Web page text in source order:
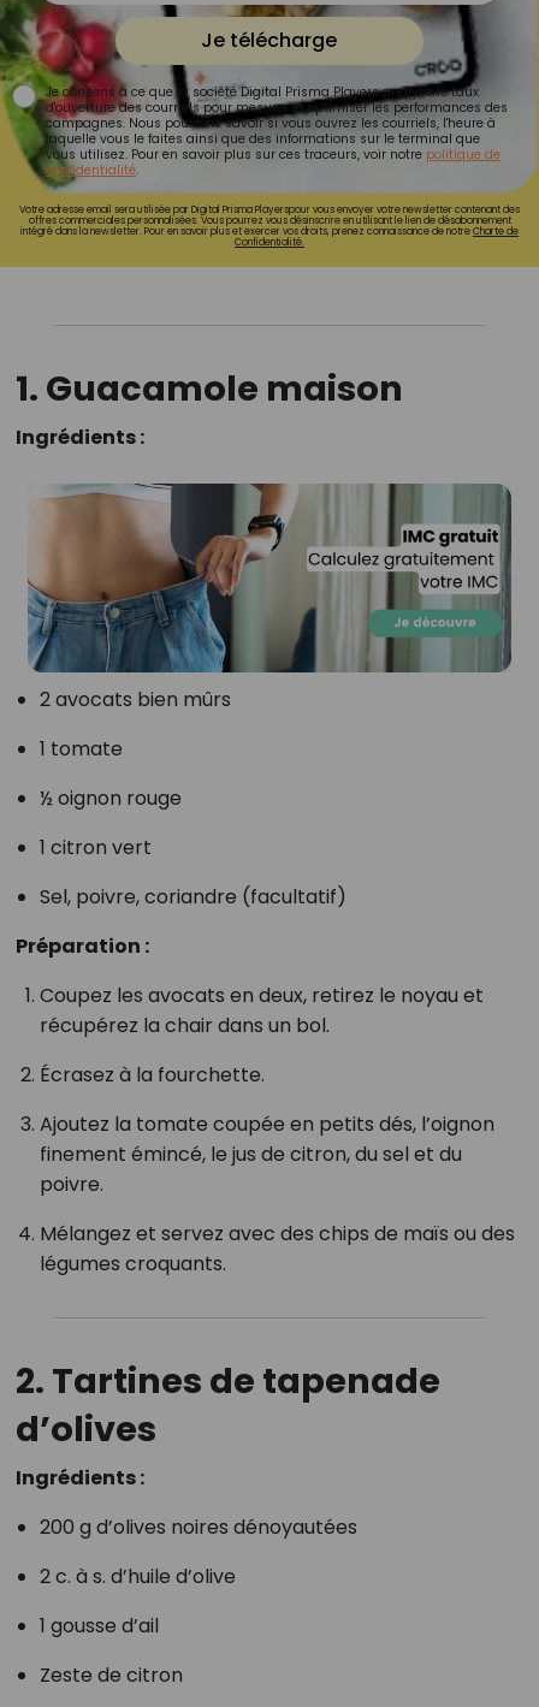
Je télécharge
Je consens à ce que la société Digital Prisma Players analyse le taux
d'ouverture des courriels pour mesurer et optimiser les performances des
campagnes. Nous pourrons savoir si vous ouvrez les courriels, l'heure à
laquelle vous le faites ainsi que des informations sur le terminal que
vous utilisez. Pour en savoir plus sur ces traceurs, voir notre politique de
confidentialité.
Votre adresse email sera utilisée par Digital Prisma Playerspour vous envoyer votre newsletter contenant des
offres commerciales personnalisées. Vous pourrez vous désinscrire en utilisant le lien de désabonnement
intégré dans la newsletter. Pour en savoir plus et exercer vos droits, prenez connaissance de notreCharte de
Confidentialité.
1. Guacamole maison
Ingrédients :
2 avocats bien mûrs
1 tomate
½ oignon rouge
1 citron vert
Sel, poivre, coriandre (facultatif)
Préparation :
Coupez les avocats en deux, retirez le noyau et
récupérez la chair dans un bol.
Écrasez à la fourchette.
Ajoutez la tomate coupée en petits dés, l’oignon
finement émincé, le jus de citron, du sel et du
poivre.
Mélangez et servez avec des chips de maïs ou des
légumes croquants.
2. Tartines de tapenade
d’olives
Ingrédients :
200 g d’olives noires dénoyautées
2 c. à s. d’huile d’olive
1 gousse d’ail
Zeste de citron